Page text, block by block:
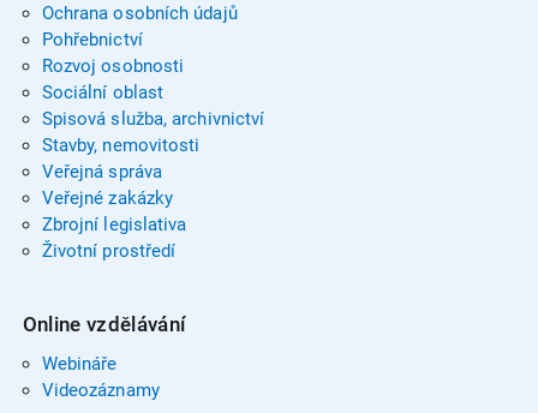
Ochrana osobních údajů
Pohřebnictví
Rozvoj osobnosti
Sociální oblast
Spisová služba, archivnictví
Stavby, nemovitosti
Veřejná správa
Veřejné zakázky
Zbrojní legislativa
Životní prostředí
Online vzdělávání
Webináře
Videozáznamy